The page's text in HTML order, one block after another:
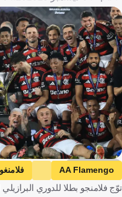
Getty Images
AA Flamengo فلامنغو
فلامينجو
سيارا
توّج فلامنجو بطلا للدوري